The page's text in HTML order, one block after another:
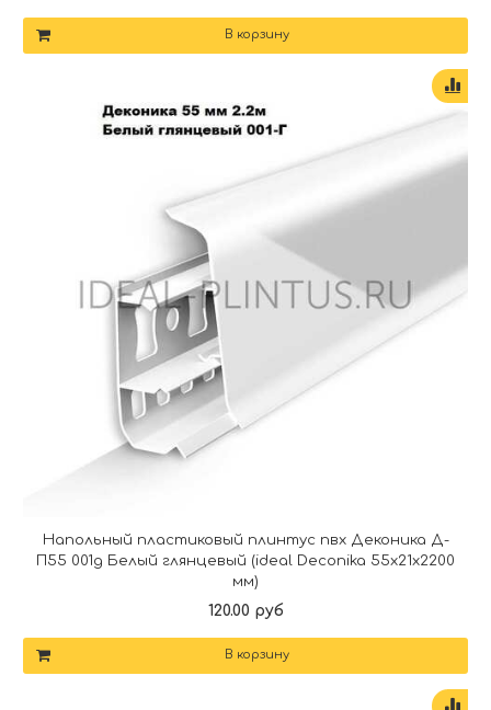
В корзину
Напольный пластиковый плинтус пвх Деконика Д-
П55 001g Белый глянцевый (ideal Deconika 55х21х2200
мм)
120.00 руб
В корзину